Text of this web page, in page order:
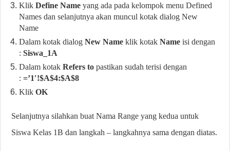
KlikDefine Name yang ada pada kelompok menu Defined
Names dan selanjutnya akan muncul kotak dialog New
Name
Dalam kotak dialogNew Name klik kotakName isi dengan
:Siswa_1A
Dalam kotakRefers to pastikan sudah terisi dengan
:=’1′!$A$4:$A$8
KlikOK
Selanjutnya silahkan buat Nama Range yang kedua untuk
Siswa Kelas 1B dan langkah – langkahnya sama dengan diatas.